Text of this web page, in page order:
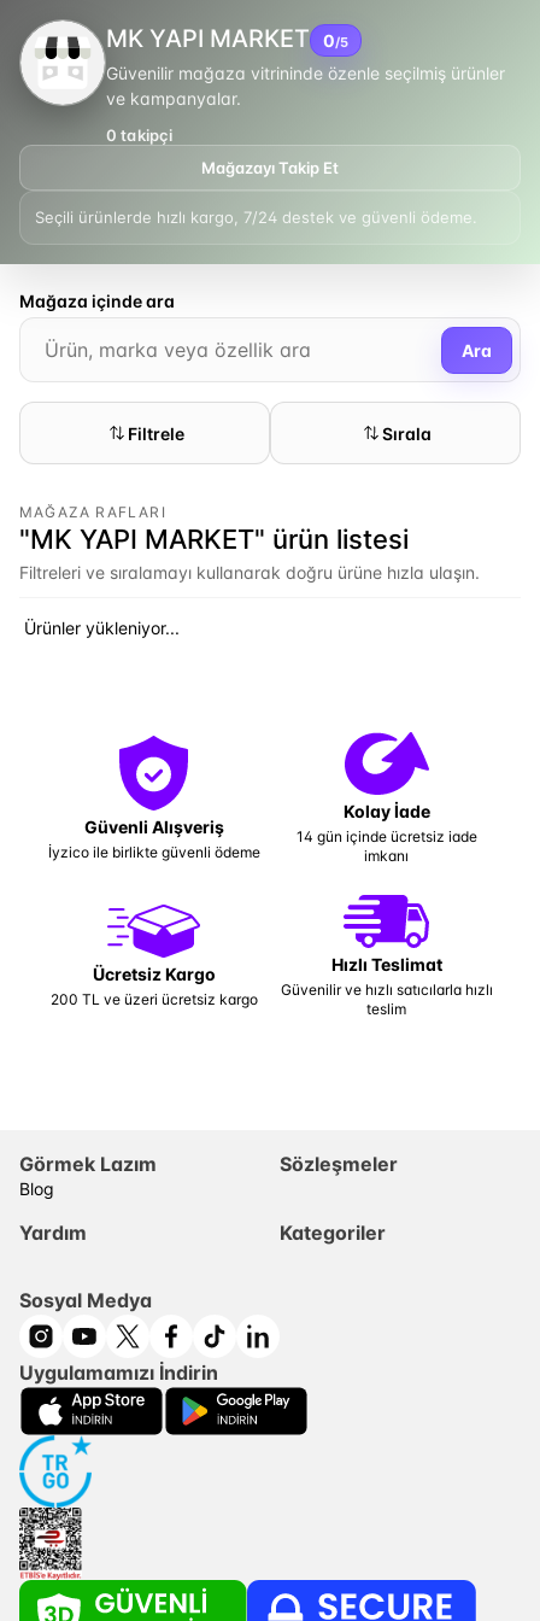
MK YAPI MARKET 0/5
Güvenilir mağaza vitrininde özenle seçilmiş ürünler
ve kampanyalar.
0 takipçi
Mağazayı Takip Et
Seçili ürünlerde hızlı kargo, 7/24 destek ve güvenli ödeme.
Mağaza içinde ara
Ara
Filtrele Sırala
MAĞAZA RAFLARI
"MK YAPI MARKET" ürün listesi
Filtreleri ve sıralamayı kullanarak doğru ürüne hızla ulaşın.
Ürünler yükleniyor...
Güvenli Alışveriş
İyzico ile birlikte güvenli ödeme
Kolay İade
14 gün içinde ücretsiz iade
imkanı
Ücretsiz Kargo
200 TL ve üzeri ücretsiz kargo
Hızlı Teslimat
Güvenilir ve hızlı satıcılarla hızlı
teslim
Görmek Lazım
Blog
Sözleşmeler
Yardım Kategoriler
Sosyal Medya
Uygulamamızı İndirin